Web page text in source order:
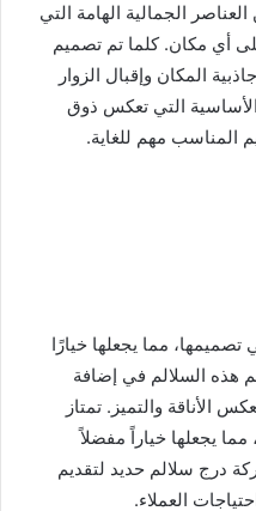
الجمالية الهامة التي
أي مكان. كلما تم تصميم
المكان وإقبال الزوار
الأساسية التي تعكس ذوق
المناسب مهم للغاية.
تصميمها، مما يجعلها خيارًا
هذه السلالم في إضافة
الأناقة والتميز. تمتاز
مما يجعلها خياراً مفضلاً
درج سلالم حديد لتقديم
العملاء.